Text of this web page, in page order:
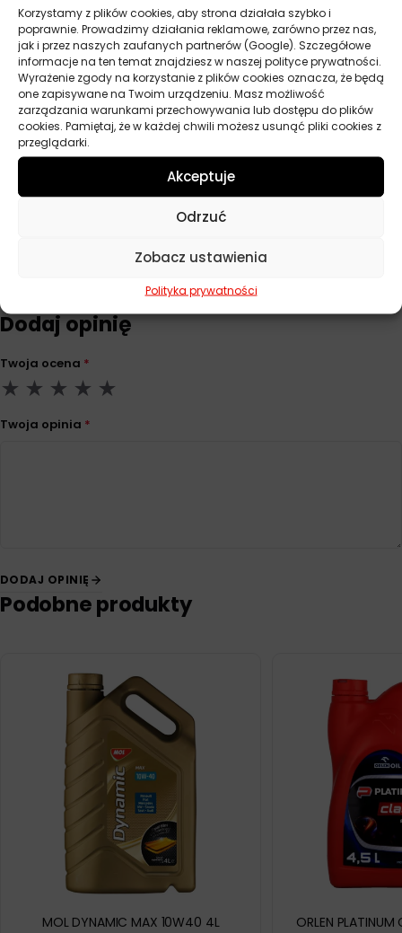
Korzystamy z plików cookies, aby strona działała szybko i
poprawnie. Prowadzimy działania reklamowe, zarówno przez nas,
jak i przez naszych zaufanych partnerów (Google). Szczegółowe
informacje na ten temat znajdziesz w naszej polityce prywatności.
Wyrażenie zgody na korzystanie z plików cookies oznacza, że będą
one zapisywane na Twoim urządzeniu. Masz możliwość
zarządzania warunkami przechowywania lub dostępu do plików
cookies. Pamiętaj, że w każdej chwili możesz usunąć pliki cookies z
przeglądarki.
Akceptuje
Odrzuć
Zobacz ustawienia
Polityka prywatności
Baza Półsyntetyczny
Lepkość 10W-40
API CF
Norma
4 l
Na razie nie ma opinii o produkcie.
Dodaj opinię
Twoja ocena *
Twoja opinia *
DODAJ OPINIĘ
Podobne produkty
MOL DYNAMIC MAX 10W40 4L ORLEN